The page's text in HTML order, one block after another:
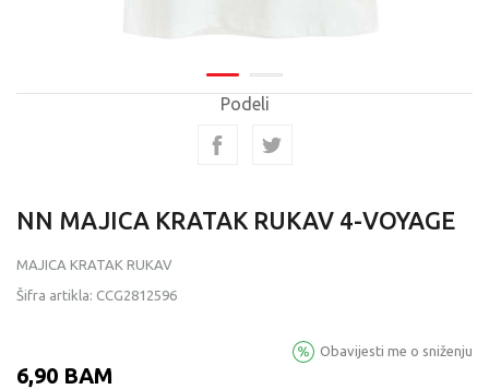
Podeli
NN MAJICA KRATAK RUKAV 4-VOYAGE
MAJICA KRATAK RUKAV
Šifra artikla: CCG2812596
6,90 BAM
Obavijesti me o sniženju